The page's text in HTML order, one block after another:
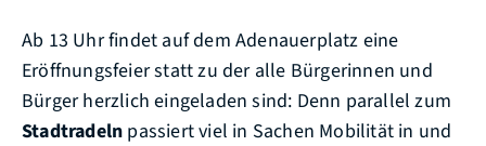
Ab 13 Uhr findet auf dem Adenauerplatz eine
Eröffnungsfeier statt zu der alle Bürgerinnen und
Bürger herzlich eingeladen sind: Denn parallel zum
Stadtradeln passiert viel in Sachen Mobilität in und